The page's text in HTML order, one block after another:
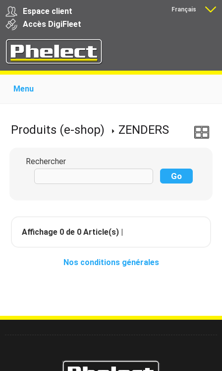
Espace client
Accès DigiFleet
Français
Menu
Produits pour transporteurs
Formations
Support
Liens
Produits (e-shop) ZENDERS
Rechercher
Affichage 0 de 0 Article(s) |
Nos conditions générales